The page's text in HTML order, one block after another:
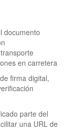
documento
en carretera
firma digital,
parte del
una URL de